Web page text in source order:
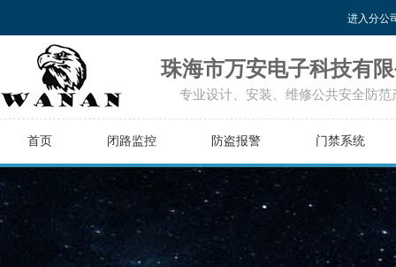
进入分公
珠海市万安电子科技有
专业设计、安装、维修公共安全防范
首页 闭路监控 防盗报警 门禁系统